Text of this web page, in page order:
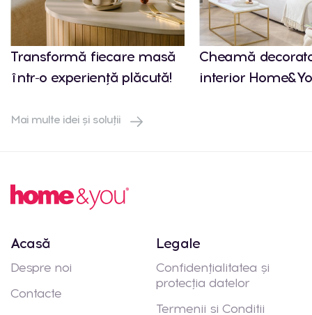
Transformă fiecare masă
într-o experiență plăcută!
Cheamă
interior
Mai multe idei și soluții
Acasă
Despre noi
Contacte
Legale
Confidențialitatea și
protecția datelor
Termenii si Conditii